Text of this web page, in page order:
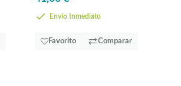
Envío Inmediato
Favorito Comparar